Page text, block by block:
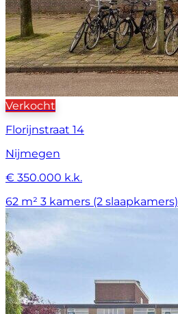
Verkocht
Florijnstraat 14
Nijmegen
€ 350.000 k.k.
62 m² 3 kamers (2 slaapkamers)